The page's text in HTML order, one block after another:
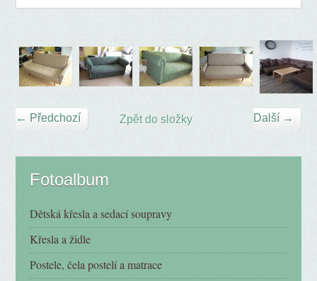
← Předchozí Další →
Zpět do složky
Fotoalbum
Dětská křesla a sedací soupravy
Křesla a židle
Postele, čela postelí a matrace